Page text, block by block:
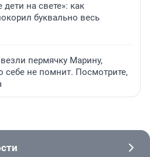
на свете»: как
буквально весь
пермячку Марину,
себе не помнит. Посмотрите,